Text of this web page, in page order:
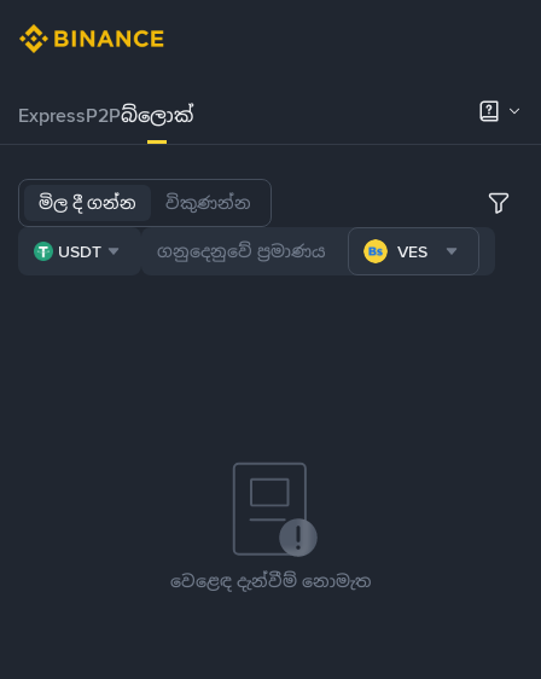
ExpressP2Pබ්ලොක්
මිල දී ගන්න විකුණන්න
USDT VES
වෙළෙඳ දැන්වීම් නොමැත